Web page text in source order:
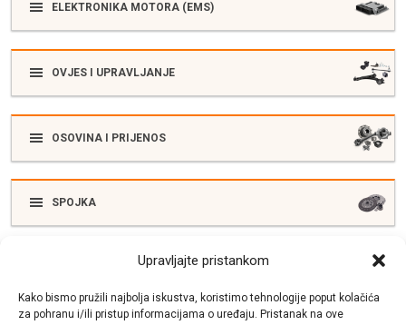
Upravljajte pristankom
Kako bismo pružili najbolja iskustva, koristimo tehnologije poput kolačića
za pohranu i/ili pristup informacijama o uređaju. Pristanak na ove
ELEKTRONIKA MOTORA (EMS)
OVJES I UPRAVLJANJE
OSOVINA I PRIJENOS
SPOJKA